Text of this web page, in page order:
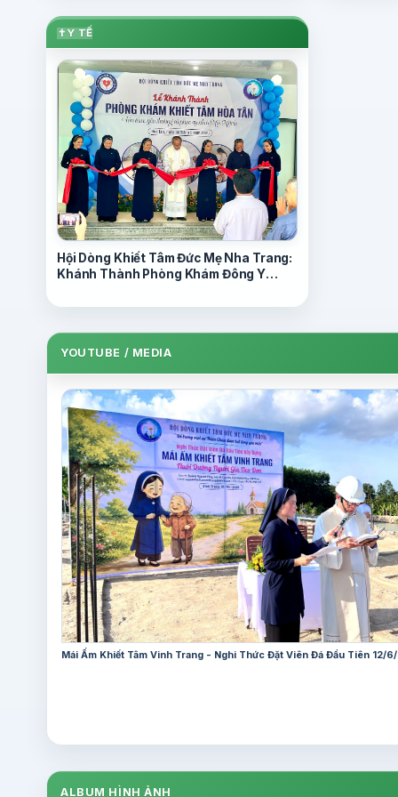
✝ Y TẾ
Hội Dòng Khiết Tâm Đức Mẹ Nha Trang:
Khánh Thành Phòng Khám Đông Y
YOUTUBE / MEDIA
Mái Ấm Khiết Tâm Vinh Trang - Nghi Thức Đặt Viên Đá Đầu Tiên 12/
ALBUM HÌNH ẢNH